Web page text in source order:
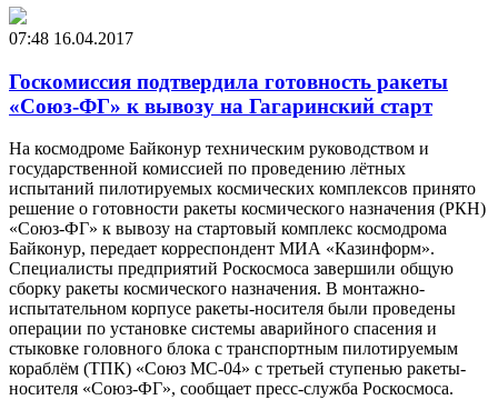
07:48 16.04.2017
Госкомиссия подтвердила готовность ракеты
«Союз-ФГ» к вывозу на Гагаринский старт
На космодроме Байконур техническим руководством и
государственной комиссией по проведению лётных
испытаний пилотируемых космических комплексов принято
решение о готовности ракеты космического назначения (РКН)
«Союз-ФГ» к вывозу на стартовый комплекс космодрома
Байконур, передает корреспондент МИА «Казинформ».
Специалисты предприятий Роскосмоса завершили общую
сборку ракеты космического назначения. В монтажно-
испытательном корпусе ракеты-носителя были проведены
операции по установке системы аварийного спасения и
стыковке головного блока с транспортным пилотируемым
кораблём (ТПК) «Союз МС-04» с третьей ступенью ракеты-
носителя «Союз-ФГ», сообщает пресс-служба Роскосмоса.